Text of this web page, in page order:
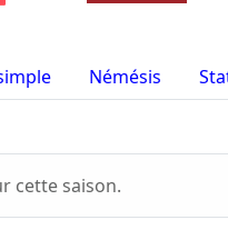
Némésis
cette saison.